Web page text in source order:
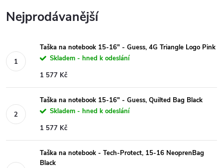
Nejprodávanější
Taška na notebook 15-16" - Guess, 4G Triangle Logo Pink
Skladem - hned k odeslání
1 577 Kč
Taška na notebook 15-16" - Guess, Quilted Bag Black
Skladem - hned k odeslání
1 577 Kč
Taška na notebook - Tech-Protect, 15-16 NeoprenBag
Black